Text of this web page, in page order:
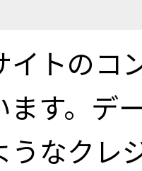
イトのコ
ます。デ
うなクレ